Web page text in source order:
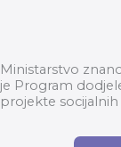
Ministarstvo
je Program
projekte